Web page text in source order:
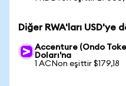
Diğer RWA'ları USD'ye
Accenture (Ondo
Doları'na
1 ACNon eşittir $179,18